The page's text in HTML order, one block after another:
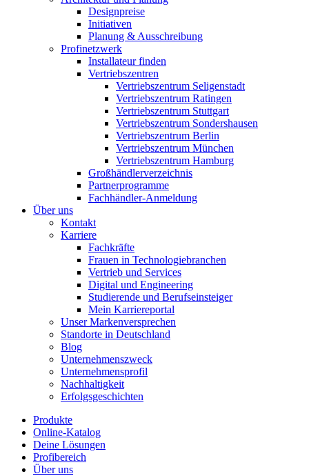
Designpreise
Initiativen
Planung & Ausschreibung
Profinetzwerk
Installateur finden
Vertriebszentren
Vertriebszentrum Seligenstadt
Vertriebszentrum Ratingen
Vertriebszentrum Stuttgart
Vertriebszentrum Sondershausen
Vertriebszentrum Berlin
Vertriebszentrum München
Vertriebszentrum Hamburg
Großhändlerverzeichnis
Partnerprogramme
Fachhändler-Anmeldung
Über uns
Kontakt
Karriere
Fachkräfte
Frauen in Technologiebranchen
Vertrieb und Services
Digital und Engineering
Studierende und Berufseinsteiger
Mein Karriereportal
Unser Markenversprechen
Standorte in Deutschland
Blog
Unternehmenszweck
Unternehmensprofil
Nachhaltigkeit
Erfolgsgeschichten
Produkte
Online-Katalog
Deine Lösungen
Profibereich
Über uns